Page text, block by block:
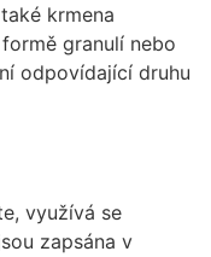
krmena
granulí nebo
odpovídající druhu
využívá se
zapsána v